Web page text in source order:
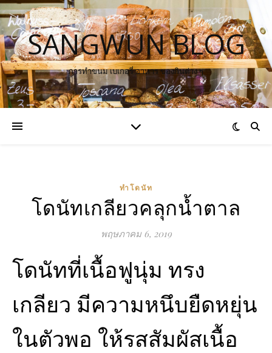
SANGWUN BLOG
การทำขนม เบเกอรี่ อาหาร ของกินต่าง ๆ
ทำโดนัท
โดนัทเกลียวคลุกน้ำตาล
พฤษภาคม 6, 2019
โดนัทที่เนื้อฟูนุ่ม ทรง
เกลียว มีความหนึบยืดหยุ่น
ในตัวพอ ให้รสสัมผัสเนื้อ